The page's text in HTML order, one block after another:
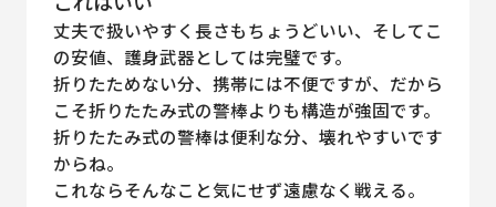
丈夫で扱いやすく長さもちょうどいい、そしてこ
の安値、護身武器としては完璧です。
折りたためない分、携帯には不便ですが、だから
こそ折りたたみ式の警棒よりも構造が強固です。
折りたたみ式の警棒は便利な分、壊れやすいです
からね。
これならそんなこと気にせず遠慮なく戦える。